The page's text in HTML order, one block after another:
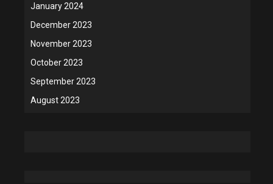
January 2024
December 2023
November 2023
October 2023
September 2023
August 2023